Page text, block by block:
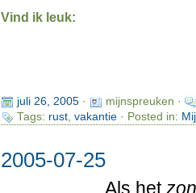
Vind ik leuk:
juli 26, 2005·
mijnspreuken ·
Tags: rust, vakantie· Posted in:
2005-07-25
Als het